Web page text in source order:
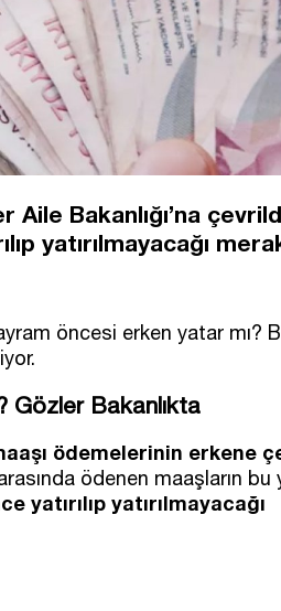
Bakanlığı’na
yatırılmayacağı
öncesi erken yatar mı?
Gözler Bakanlıkta
ödemelerinin erkene
ödenen maaşların bu
yatırılmayacağı